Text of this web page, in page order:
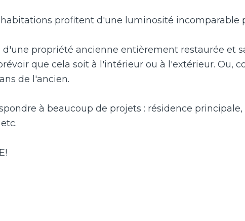
profitent d'une luminosité incomparable
d'une propriété ancienne entièrement restaurée et
que cela soit à l'intérieur ou à l'extérieur. Ou,
de l'ancien.
à beaucoup de projets : résidence